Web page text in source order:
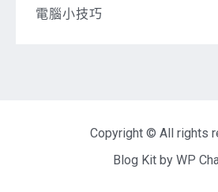
電腦小技巧
Copyright © All rights
Blog Kit by WP